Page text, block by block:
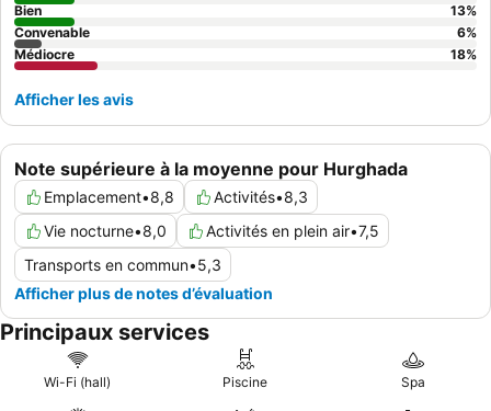
Note supérieure à la moyenne pour Hurghada
Emplacement•8,8 Activités•8,3
Vie nocturne•8,0 Activités en plein air•7,5
Transports en commun•5,3
Afficher plus de notes d’évaluation
Bien
13%
Convenable
6%
Médiocre
18%
Afficher les avis
Principaux services
Wi-Fi (hall) Piscine Spa